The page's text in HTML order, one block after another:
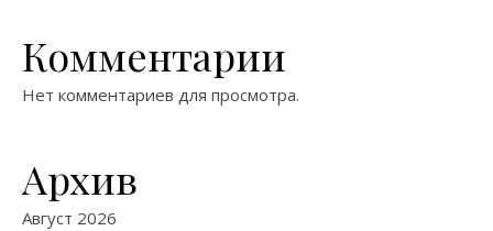
Комментарии
Нет комментариев для просмотра.
Архив
Август 2026